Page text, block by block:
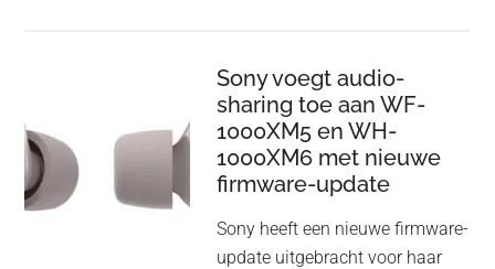
draadloos
presenteren
zonder
Wi-
Sony voegt audio-
sharing toe aan WF-
1000XM5 en WH-
1000XM6 met nieuwe
firmware-update
Sony heeft een nieuwe firmware-
update uitgebracht voor haar